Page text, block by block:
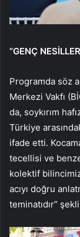
“GENÇ
Programda söz
Merkezi Vakfı
da, soykırım
Türkiye
ifade etti.
tecellisi ve
kolektif
acıyı doğru
teminatıdır”